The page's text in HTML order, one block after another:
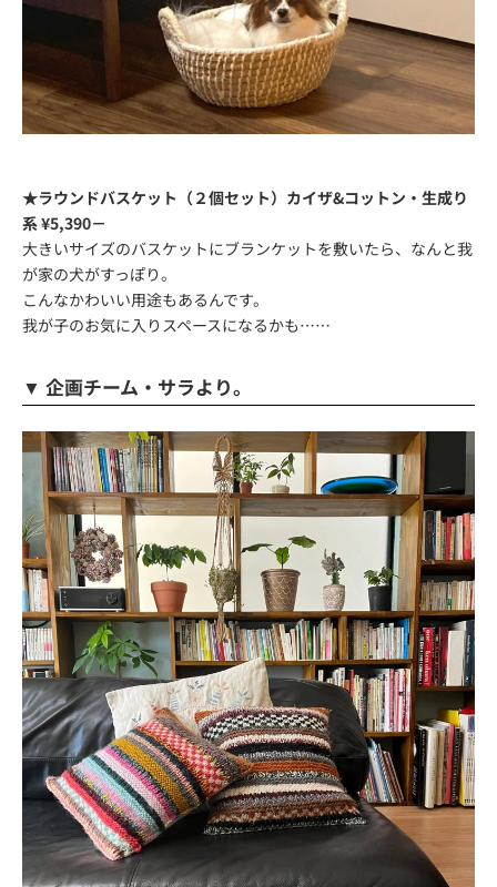
★ラウンドバスケット（２個セット）カイザ&コットン・生成り
系 ¥5,390－
大きいサイズのバスケットにブランケットを敷いたら、なんと我
が家の犬がすっぽり。
こんなかわいい用途もあるんです。
我が子のお気に入りスペースになるかも……
▼ 企画チーム・サラより。